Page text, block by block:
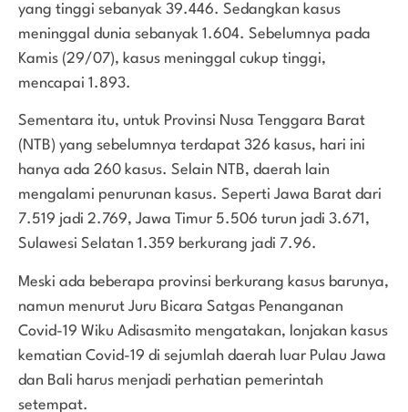
yang tinggi sebanyak 39.446. Sedangkan kasus
meninggal dunia sebanyak 1.604. Sebelumnya pada
Kamis (29/07), kasus meninggal cukup tinggi,
mencapai 1.893.
Sementara itu, untuk Provinsi Nusa Tenggara Barat
(NTB) yang sebelumnya terdapat 326 kasus, hari ini
hanya ada 260 kasus. Selain NTB, daerah lain
mengalami penurunan kasus. Seperti Jawa Barat dari
7.519 jadi 2.769, Jawa Timur 5.506 turun jadi 3.671,
Sulawesi Selatan 1.359 berkurang jadi 7.96.
Meski ada beberapa provinsi berkurang kasus barunya,
namun menurut Juru Bicara Satgas Penanganan
Covid-19 Wiku Adisasmito mengatakan, lonjakan kasus
kematian Covid-19 di sejumlah daerah luar Pulau Jawa
dan Bali harus menjadi perhatian pemerintah
setempat.